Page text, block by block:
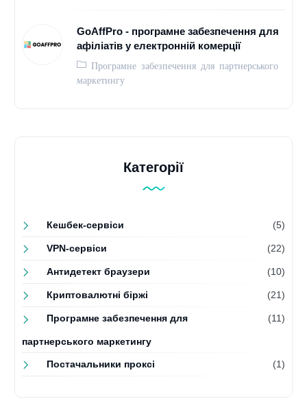
GoAffPro - програмне забезпечення для
афіліатів у електронній комерції
Програмне забезпечення для партнерського
маркетингу
Категорії
Кешбек-сервіси (5)
VPN-сервіси (22)
Антидетект браузери (10)
Криптовалютні біржі (21)
Програмне забезпечення для
партнерського маркетингу
(11)
Постачальники проксі (1)